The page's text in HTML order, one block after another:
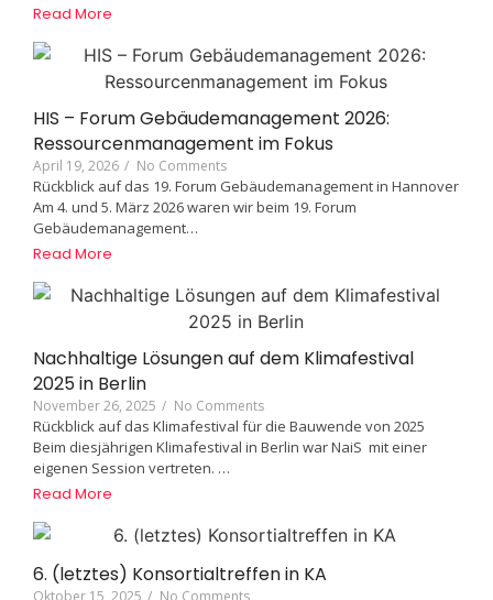
Read More
HIS – Forum Gebäudemanagement 2026:
Ressourcenmanagement im Fokus
April 19, 2026 / No Comments
Rückblick auf das 19. Forum Gebäudemanagement in Hannover
Am 4. und 5. März 2026 waren wir beim 19. Forum
Gebäudemanagement…
Read More
Nachhaltige Lösungen auf dem Klimafestival
2025 in Berlin
November 26, 2025 / No Comments
Rückblick auf das Klimafestival für die Bauwende von 2025
Beim diesjährigen Klimafestival in Berlin war NaiS mit einer
eigenen Session vertreten. …
Read More
6. (letztes) Konsortialtreffen in KA